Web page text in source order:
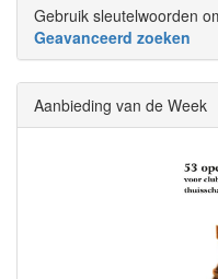
Gebruik sleutelwoorden
Geavanceerd zoeken
Aanbieding van de Week